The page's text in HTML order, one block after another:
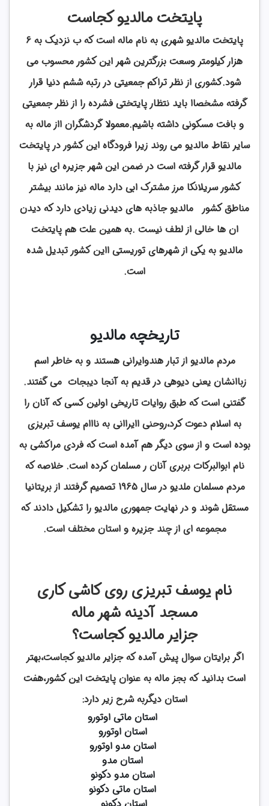
پایتخت مالدیو کجاست
پایتخت مالدیو شهری به نام ماله است که ب نزدیک به 6
هزار کیلومتر وسعت بزرگترین شهر این کشور محسوب می
شود.کشوری از نظر تراکم جمعیتی در رتبه ششم دنیا قرار
گرفته مشخصاا باید نتظار پایتختی فشرده را از نظر جمعیتی
و بافت مسکونی داشته باشیم.معمولا گردشگران ااز ماله به
سایر نقاط مالدیو می روند زیرا فرودگاه این کشور در پایتخت
مالدیو قرار گرفته است در ضمن این شهر جزیره ای نیز با
کشور سریلانکا مرز مشترک ابی دارد ماله نیز مانند بیشتر
مناطق کشور مالدیو جاذبه های دیدنی زیادی دارد که دیدن
ان ها خالی از لطف نیست .به همین علت هم پایتخت
مالدیو به یکی از شهرهای توریستی ااین کشور تبدیل شده
است.
تاریخچه مالدیو
مردم مالدیو از تبار هندوایرانی هستند و به خاطر اسم
زباانشان یعنی دیوهی در قدیم به آنجا دیبجات می گفتند.
گفتنی است که طبق روایات تاریخی اولین کسی که آنان را
به اسلام دعوت کرد،روحنی اایراانی به نااام یوسف تبریزی
بوده است و از سوی دیگر هم آمده است که فردی مراکشی به
نام ابوالبرکات بربری آنان ر مسلمان کرده است. خلاصه که
مردم مسلمان ملدیو در سال 1965 تصمیم گرفتند از بریتانیا
مستقل شوند و در نهایت جمهوری مالدیو را تشکیل دادند که
مجموعه ای از چند جزیره و استان مختلف است.
نام یوسف تبریزی روی کاشی کاری
مسجد آدینه شهر ماله
جزایر مالدیو کجاست؟
اگر برایتان سوال پیش آمده که جزایر مالدیو کجاست،بهتر
است بدانید که بجز ماله به عنوان پایتخت این کشور،هفت
استان دیگربه شرح زیر دارد:
استان ماتی اوتورو‎
استان اوتورو
استان مدو اوتورو
استان مدو
استان مدو دکونو
استان ماتی دکونو